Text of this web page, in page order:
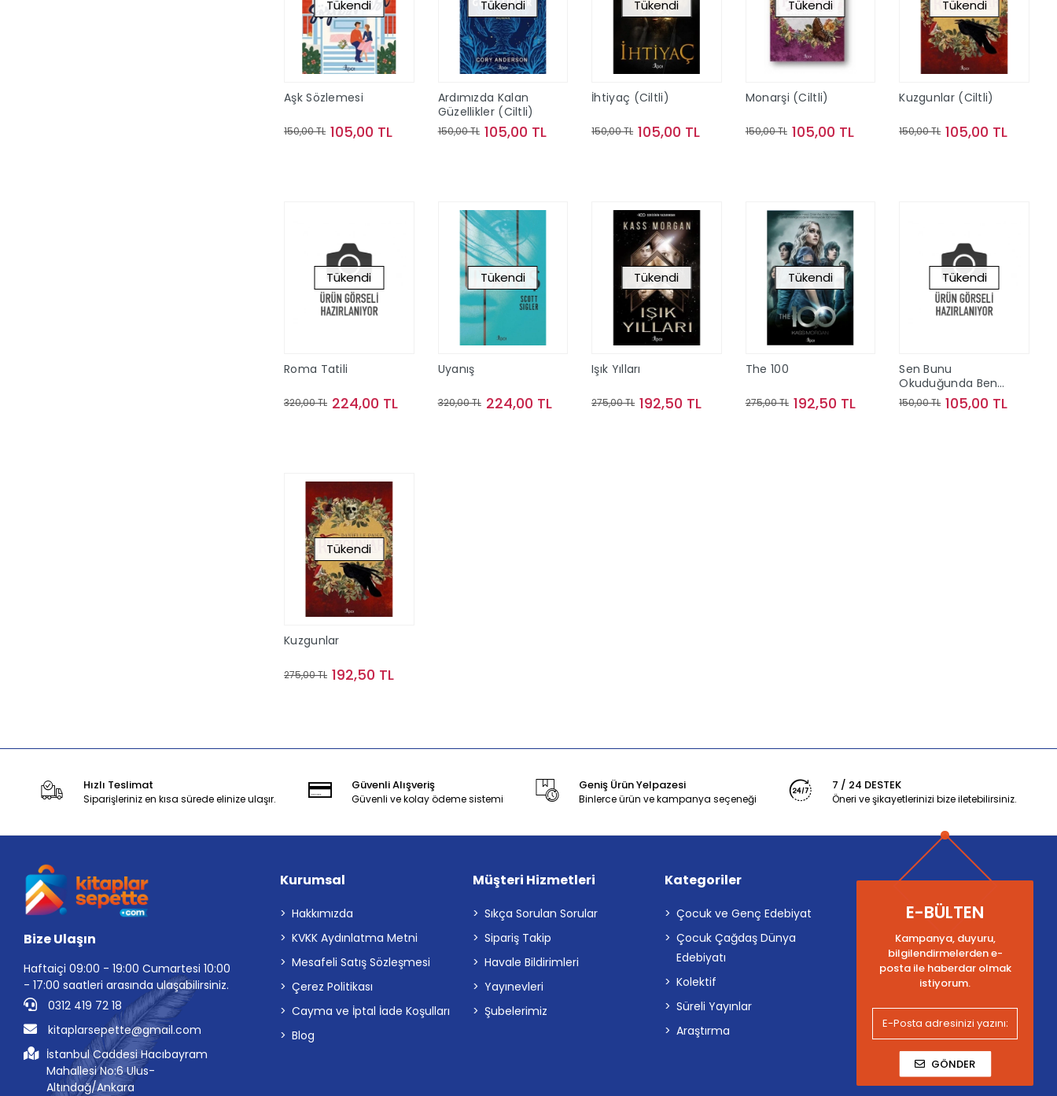
Barış Yayınları
Başka Defter
Bee Publishing
Bencekitap
Benim Hocam Yayıncılık
Berat Elektronik
Berkay Yayıncılık
Bes yayınları
Beste Yayınları
Beta Byou
Beta Kids
Tükendi
Aşk Sözlemesi
150,00 TL 105,00 TL
Tükendi
Ardımızda Kalan
Güzellikler (Ciltli)
150,00 TL 105,00 TL
Tükendi
İhtiyaç (Ciltli)
150,00 TL 105,00 TL
Tükendi
Monarşi (Ciltli)
150,00 TL 105,00 TL
Tükendi
Kuzgunlar (Ciltli)
150,00 TL 105,00 TL
Tükendi
Roma Tatili
320,00 TL 224,00 TL
Tükendi
Uyanış
320,00 TL 224,00 TL
Tükendi
Işık Yılları
275,00 TL 192,50 TL
Tükendi
The 100
275,00 TL 192,50 TL
Tükendi
Sen Bunu
Okuduğunda Ben
Ölmüş Olacağım
150,00 TL 105,00 TL
Tükendi
Kuzgunlar
275,00 TL 192,50 TL
Hızlı Teslimat
Siparişleriniz en kısa sürede elinize ulaşır.
Güvenli Alışveriş
Güvenli ve kolay ödeme sistemi
Geniş Ürün Yelpazesi
Binlerce ürün ve kampanya seçeneği
7 / 24 DESTEK
Öneri ve şikayetlerinizi bize iletebilirsiniz.
Bize Ulaşın
Haftaiçi 09:00 - 19:00 Cumartesi 10:00
- 17:00 saatleri arasında ulaşabilirsiniz.
0312 419 72 18
kitaplarsepette@gmail.com
İstanbul Caddesi Hacıbayram
Mahallesi No:6 Ulus-
Altındağ/Ankara
Kurumsal
Hakkımızda
KVKK Aydınlatma Metni
Mesafeli Satış Sözleşmesi
Çerez Politikası
Cayma ve İptal İade Koşulları
Blog
Müşteri Hizmetleri
Sıkça Sorulan Sorular
Sipariş Takip
Havale Bildirimleri
Yayınevleri
Şubelerimiz
Kategoriler
Çocuk ve Genç Edebiyat
Çocuk Çağdaş Dünya
Edebiyatı
Kolektif
Süreli Yayınlar
Araştırma
E-BÜLTEN
Kampanya, duyuru,
bilgilendirmelerden e-
posta ile haberdar olmak
istiyorum.
GÖNDER